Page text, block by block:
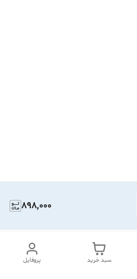
898,000
پروفایل سبد خرید